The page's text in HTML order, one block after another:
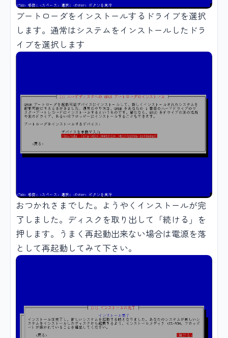
ブートローダをインストールするドライブを選択
します。通常はシステムをインストールしたドラ
イブを選択します
おつかれさまでした。ようやくインストールが完
了しました。ディスクを取り出して「続ける」を
押します。うまく再起動出来ない場合は電源を落
として再起動してみて下さい。